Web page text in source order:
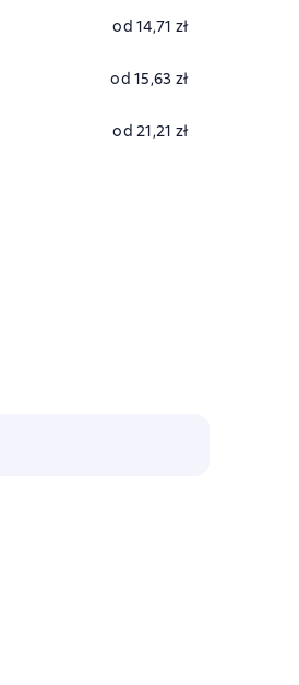
od 14,71 zł
od 15,63 zł
od 21,21 zł